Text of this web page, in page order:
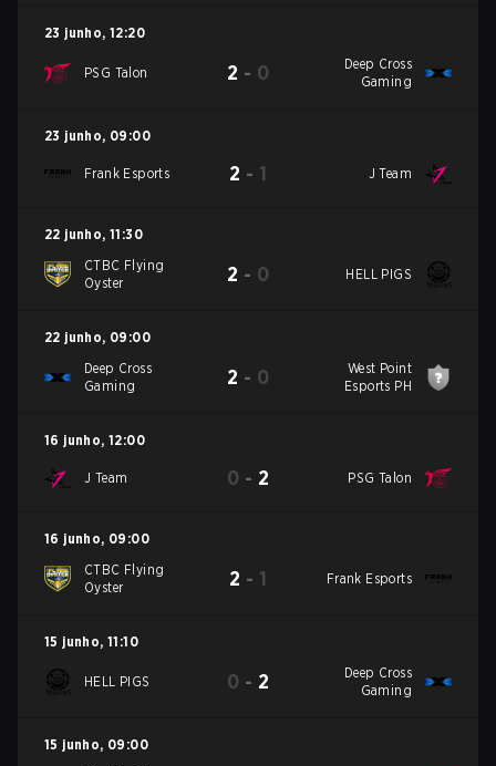
23 junho, 12:20
PSG Talon 2 - 0
Deep Cross
Gaming
23 junho, 09:00
Frank Esports 2 - 1 J Team
22 junho, 11:30
CTBC Flying
Oyster
2 - 0 HELL PIGS
22 junho, 09:00
Deep Cross
Gaming
2 - 0
West Point
Esports PH
16 junho, 12:00
J Team 0 - 2 PSG Talon
16 junho, 09:00
CTBC Flying
Oyster
2 - 1 Frank Esports
15 junho, 11:10
HELL PIGS 0 - 2
Deep Cross
Gaming
15 junho, 09:00